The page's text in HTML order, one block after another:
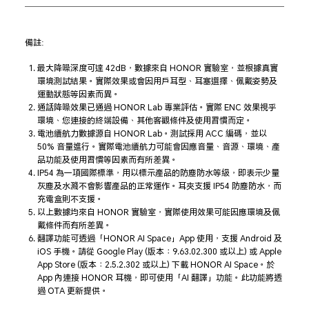
備註:
最大降噪深度可達 42dB，數據來自 HONOR 實驗室，並根據真實
環境測試結果。實際效果或會因用戶耳型、耳塞選擇、佩戴姿勢及
運動狀態等因素而異。
通話降噪效果已通過 HONOR Lab 專業評估。實際 ENC 效果視乎
環境、您連接的終端設備、其他客觀條件及使用習慣而定。
電池續航力數據源自 HONOR Lab。測試採用 ACC 編碼，並以
50% 音量進行。實際電池續航力可能會因應音量、音源、環境、產
品功能及使用習慣等因素而有所差異。
IP54 為一項國際標準，用以標示產品的防塵防水等級，即表示少量
灰塵及水濺不會影響產品的正常運作。耳夾支援 IP54 防塵防水，而
充電盒則不支援。
以上數據均來自 HONOR 實驗室，實際使用效果可能因應環境及佩
戴條件而有所差異。
翻譯功能可透過「HONOR AI Space」App 使用，支援 Android 及
iOS 手機。請從 Google Play (版本：9.63.02.300 或以上) 或 Apple
App Store (版本：2.5.2.302 或以上) 下載 HONOR AI Space。於
App 內連接 HONOR 耳機，即可使用「AI 翻譯」功能。此功能將透
過 OTA 更新提供。